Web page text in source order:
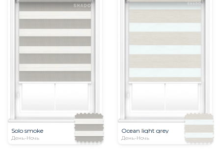
Solo smoke
День-Ночь
Ocean light grey
День-Ночь